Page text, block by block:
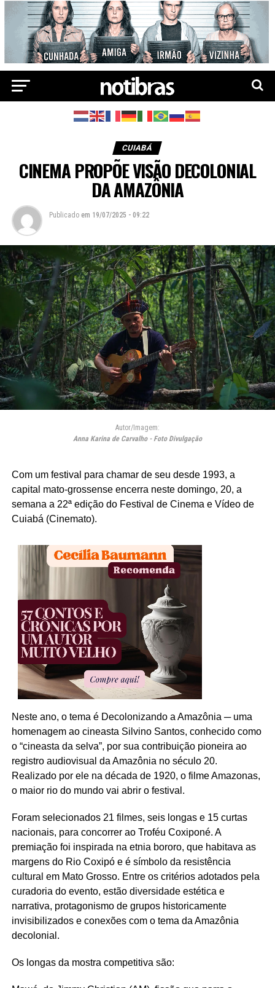
CUIABÁ
CINEMA PROPÕE VISÃO DECOLONIAL
DA AMAZÔNIA
Publicado em 19/07/2025 - 09:22
Autor/Imagem:
Anna Karina de Carvalho - Foto Divulgação
Com um festival para chamar de seu desde 1993, a
capital mato-grossense encerra neste domingo, 20, a
semana a 22ª edição do Festival de Cinema e Vídeo de
Cuiabá (Cinemato).
Neste ano, o tema é Decolonizandoa Amazônia ─uma
homenagem ao cineasta Silvino Santos, conhecido como
o “cineasta da selva”, por sua contribuição pioneira ao
registro audiovisual da Amazônia no século 20.
Realizado por ele na década de 1920, o filme Amazonas,
o maior rio do mundo vai abrir o festival.
Foram selecionados 21 filmes, seis longas e 15 curtas
nacionais, para concorrer ao Troféu Coxiponé. A
premiação foi inspirada na etnia bororo, que habitava as
margens do Rio Coxipó e é símbolo da resistência
cultural em Mato Grosso. Entre os critérios adotados pela
curadoria do evento, estão diversidade estética e
narrativa, protagonismo de grupos historicamente
invisibilizados e conexões com o tema da Amazônia
decolonial .
Os longas da mostra competitiva são: